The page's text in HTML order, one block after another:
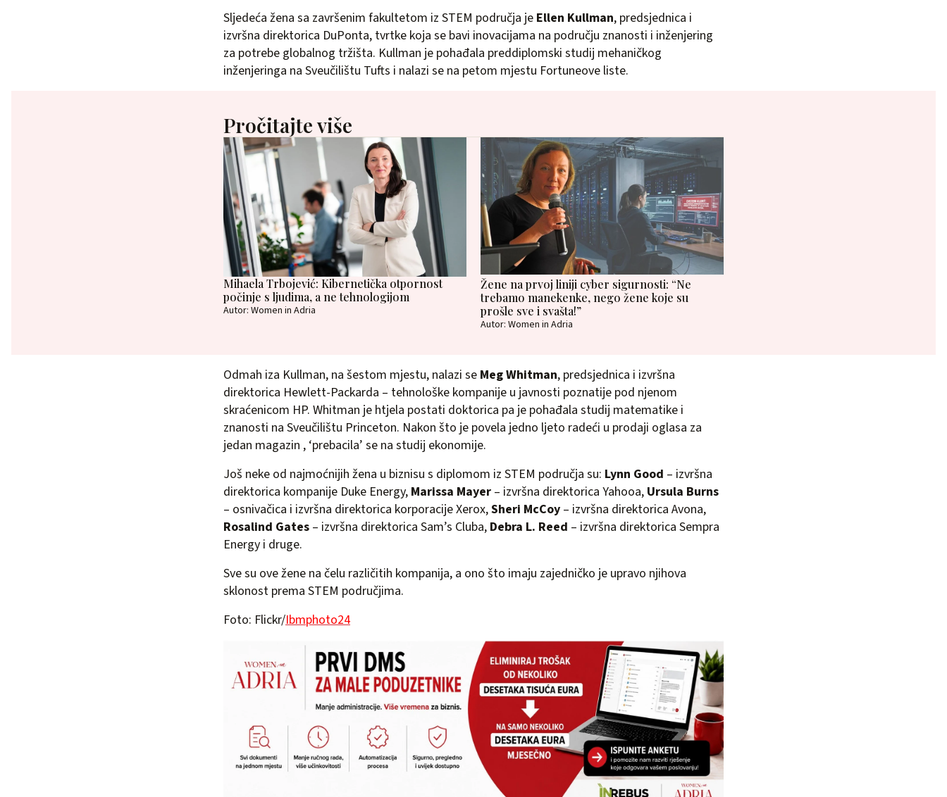
Sljedeća žena sa završenim fakultetom iz STEM područja je Ellen Kullman, predsjednica i
izvršna direktorica DuPonta, tvrtke koja se bavi inovacijama na području znanosti i inženjering
za potrebe globalnog tržišta. Kullman je pohađala preddiplomski studij mehaničkog
inženjeringa na Sveučilištu Tufts i nalazi se na petom mjestu Fortuneove liste.
Pročitajte više
Mihaela Trbojević: Kibernetička otpornost
počinje s ljudima, a ne tehnologijom
Autor: Women in Adria
Žene na prvoj liniji cyber sigurnosti: “Ne
trebamo manekenke, nego žene koje su
prošle sve i svašta!”
Autor: Women in Adria
Odmah iza Kullman, na šestom mjestu, nalazi se Meg Whitman, predsjednica i izvršna
direktorica Hewlett-Packarda – tehnološke kompanije u javnosti poznatije pod njenom
skraćenicom HP. Whitman je htjela postati doktorica pa je pohađala studij matematike i
znanosti na Sveučilištu Princeton. Nakon što je povela jedno ljeto radeći u prodaji oglasa za
jedan magazin , ‘prebacila’ se na studij ekonomije.
Još neke od najmoćnijih žena u biznisu s diplomom iz STEM područja su: Lynn Good – izvršna
direktorica kompanije Duke Energy, Marissa Mayer – izvršna direktorica Yahooa, Ursula Burns
– osnivačica i izvršna direktorica korporacije Xerox,Sheri McCoy – izvršna direktorica Avona,
Rosalind Gates – izvršna direktorica Sam’s Cluba, Debra L. Reed – izvršna direktorica Sempra
Energy i druge.
Sve su ove žene na čelu različitih kompanija, a ono što imaju zajedničko je upravo njihova
sklonost prema STEM područjima.
Foto: Flickr/Ibmphoto24